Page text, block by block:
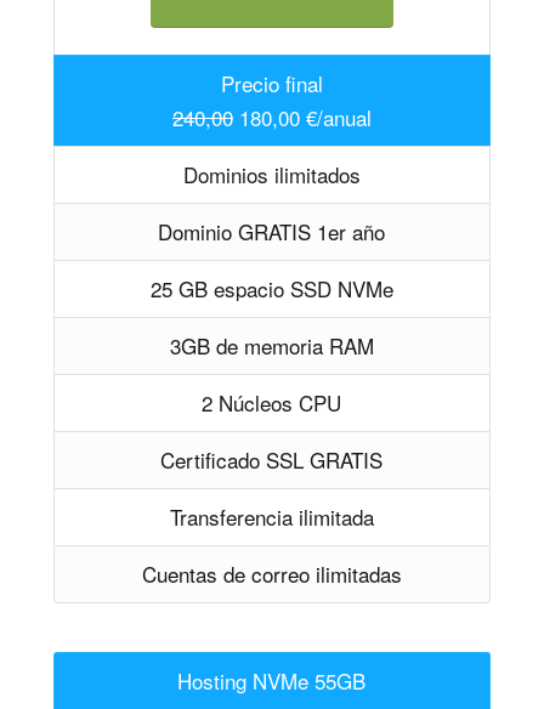
Precio final
240,00180,00 €/anual
Dominios ilimitados
Dominio GRATIS 1er año
25 GB espacio SSD NVMe
3GB de memoria RAM
2 Núcleos CPU
Certificado SSL GRATIS
Transferencia ilimitada
Cuentas de correo ilimitadas
Hosting NVMe 55GB